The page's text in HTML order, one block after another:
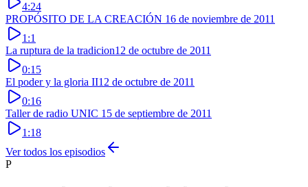
4:24
PROPÓSITO DE LA CREACIÓN 16 de noviembre de 2011
1:1
La ruptura de la tradicion12 de octubre de 2011
0:15
El poder y la gloria II12 de octubre de 2011
0:16
Taller de radio UNIC 1 5 de septiembre de 2011
1:18
Ver todos los episodios
P